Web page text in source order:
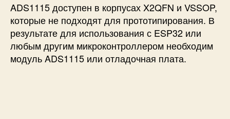
ADS1115 доступен в корпусах X2QFN и VSSOP,
которые не подходят для прототипирования. В
результате для использования с ESP32 или
любым другим микроконтроллером необходим
модуль ADS1115 или отладочная плата.